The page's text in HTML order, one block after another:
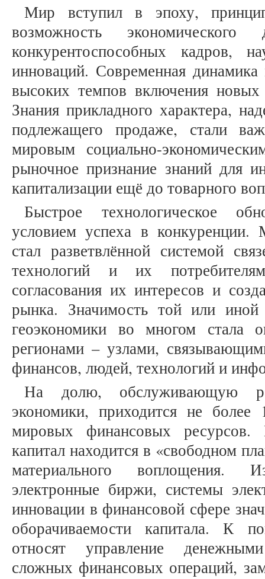
Мир вступил в эпоху,
возможность
конкурентоспособных кадров,
инноваций. Современная
высоких темпов включения
Знания прикладного характера,
подлежащего продаже, стали
мировым социально-
рыночное признание знаний для
капитализации ещё до товарного
Быстрое технологическое
условием успеха в
стал разветвлённой системой
технологий и их
согласования их интересов и
рынка. Значимость той или
геоэкономики во многом стала
регионами – узлами,
финансов, людей, технологий и
На долю, обслуживающую
экономики, приходится не
мировых финансовых ресурсов.
капитал находится в «свободном
материального воплощения.
электронные биржи, системы
инновации в финансовой сфере
оборачиваемости капитала. К
относят управление
сложных финансовых операций,